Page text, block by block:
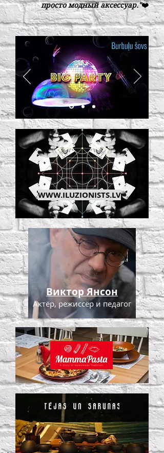
просто модный аксессуар."❤️
WWW.ILUZIONISTS.LV
Виктор Янсон
Актёр, режиссёр и педагог